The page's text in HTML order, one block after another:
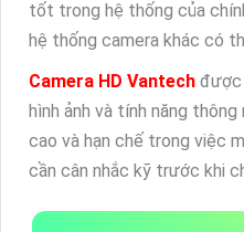
tốt trong hệ thống của
hệ thống camera khác có
Camera HD Vantech được
hình ảnh và tính năng thông
cao và hạn chế trong việc
cần cân nhắc kỹ trước khi